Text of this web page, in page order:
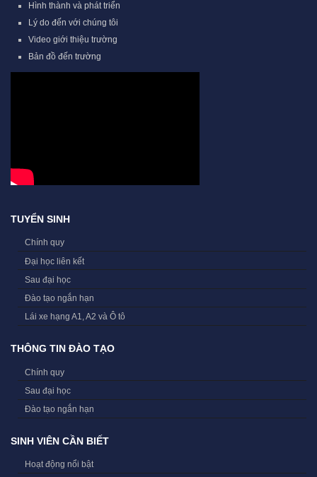
Hình thành và phát triển
Lý do đến với chúng tôi
Video giới thiệu trường
Bản đồ đến trường
TUYỂN SINH
Chính quy
Đại học liên kết
Sau đại học
Đào tạo ngắn hạn
Lái xe hạng A1, A2 và Ô tô
THÔNG TIN ĐÀO TẠO
Chính quy
Sau đại học
Đào tạo ngắn hạn
SINH VIÊN CẦN BIẾT
Hoạt động nổi bật